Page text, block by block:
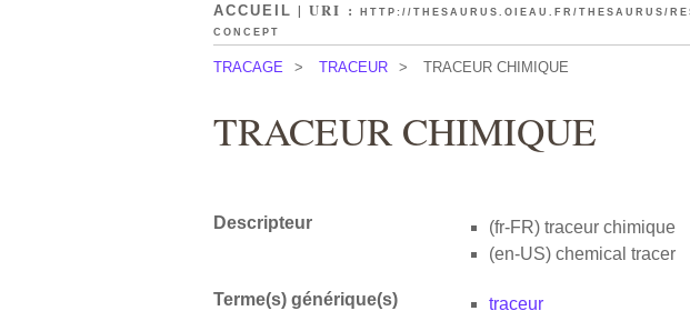
ACCUEIL | URI : HTTP://THESAURUS.OIEAU.FR/THESAURUS/
CONCEPT
TRACAGE > TRACEUR > TRACEUR CHIMIQUE
TRACEUR CHIMIQUE
Descripteur (fr-FR) traceur chimique
(en-US) chemical tracer
Terme(s) générique(s) traceur